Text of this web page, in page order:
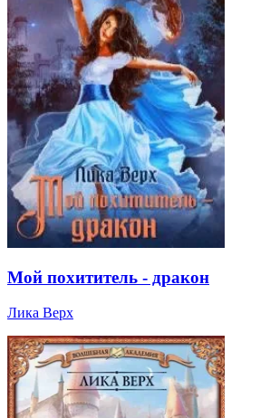
Мой похититель - дракон
Лика Верх